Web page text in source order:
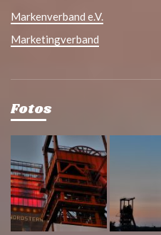
Markenverband e.V.
Marketingverband
Fotos